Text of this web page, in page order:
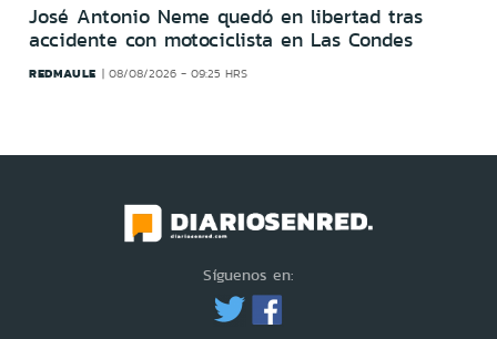
José Antonio Neme quedó en libertad tras
accidente con motociclista en Las Condes
REDMAULE 08/08/2026 - 09:25 HRS
Síguenos en: